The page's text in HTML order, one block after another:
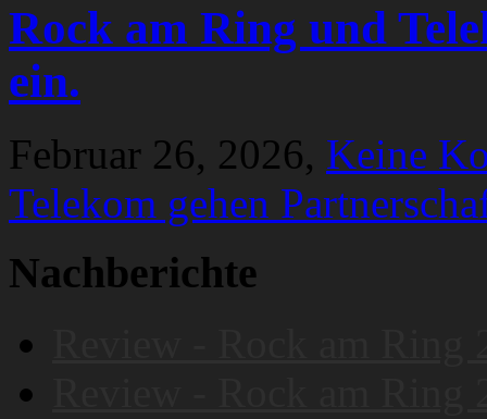
Rock am Ring und
ein.
Februar 26, 2026, Keine
Telekom gehen
Nachberichte